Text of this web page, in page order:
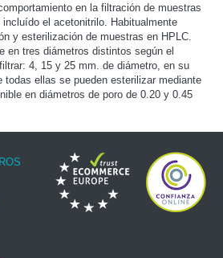
en la filtración de muestras
el acetonitrilo. Habitualmente
y esterilización de muestras en HPLC.
en tres diámetros distintos según el
4, 15 y 25 mm. de diámetro, en su
todas ellas se pueden esterilizar mediante
en diámetros de poro de 0.20 y 0.45